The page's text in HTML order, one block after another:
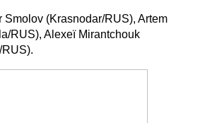
Smolov (Krasnodar/RUS), Artem
RUS), Alexeï Mirantchouk